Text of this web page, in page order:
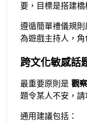
要，目標是搭建橋
遵循簡單禮儀規
為遊戲主持人，
跨文化敏感話
最重要原則是 觀
題令某人不安，請
通用建議包括：